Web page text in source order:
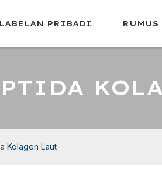
PRIBADI RUMUS
Kolagen Laut